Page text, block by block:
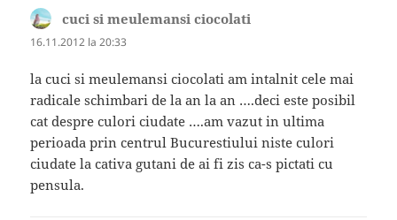
cuci si meulemansi ciocolati
16.11.2012 la 20:33
la cuci si meulemansi ciocolati am intalnit cele mai
radicale schimbari de la an la an ….deci este posibil
cat despre culori ciudate ….am vazut in ultima
perioada prin centrul Bucurestiului niste culori
ciudate la cativa gutani de ai fi zis ca-s pictati cu
pensula.